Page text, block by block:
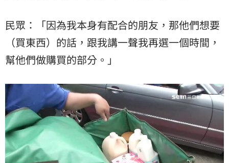
民眾：「因為我本身有配合的朋友，那他們想要
（買東西）的話，跟我講一聲我再選一個時間，
幫他們做購買的部分。」